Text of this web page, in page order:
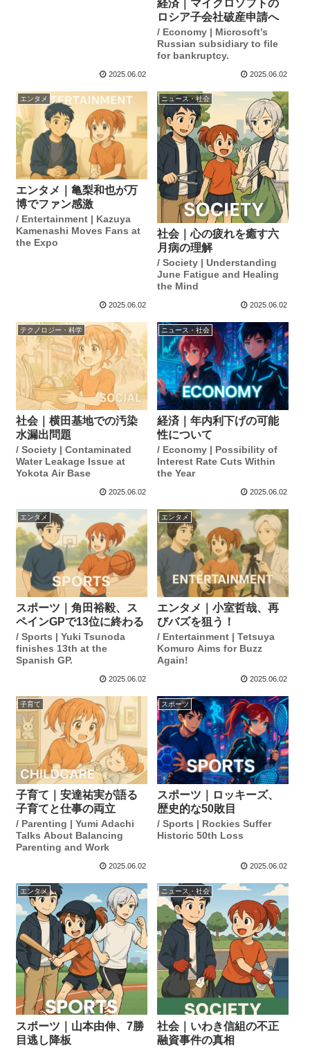
2025.06.02
経済｜マイクロソフトの
ロシア子会社破産申請へ
/ Economy | Microsoft’s
Russian subsidiary to file
for bankruptcy.
2025.06.02
エンタメ
エンタメ｜亀梨和也が万
博でファン感激
/ Entertainment | Kazuya
Kamenashi Moves Fans at
the Expo
2025.06.02
ニュース・社会
社会｜心の疲れを癒す六
月病の理解
/ Society | Understanding
June Fatigue and Healing
the Mind
2025.06.02
テクノロジー・科学
社会｜横田基地での汚染
水漏出問題
/ Society | Contaminated
Water Leakage Issue at
Yokota Air Base
2025.06.02
ニュース・社会
経済｜年内利下げの可能
性について
/ Economy | Possibility of
Interest Rate Cuts Within
the Year
2025.06.02
エンタメ
スポーツ｜角田裕毅、ス
ペインGPで13位に終わる
/ Sports | Yuki Tsunoda
finishes 13th at the
Spanish GP.
2025.06.02
エンタメ
エンタメ｜小室哲哉、再
びバズを狙う！
/ Entertainment | Tetsuya
Komuro Aims for Buzz
Again!
2025.06.02
子育て
子育て｜安達祐実が語る
子育てと仕事の両立
/ Parenting | Yumi Adachi
Talks About Balancing
Parenting and Work
2025.06.02
スポーツ
スポーツ｜ロッキーズ、
歴史的な50敗目
/ Sports | Rockies Suffer
Historic 50th Loss
2025.06.02
エンタメ
スポーツ｜山本由伸、7勝
目逃し降板
ニュース・社会
社会｜いわき信組の不正
融資事件の真相